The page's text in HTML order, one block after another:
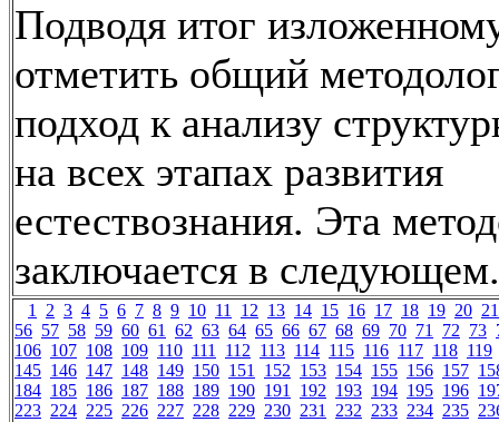
Подводя итог
отметить общий
подход к анализу
на всех этапах развития
естествознания. Эта
заключается в следующем.
1 2 3 4 5 6 7 8 9 10 11 12 13 14 15 16 17 18 19 20 21
56 57 58 59 60 61 62 63 64 65 66 67 68 69 70 71 72 73
106 107 108 109 110 111 112 113 114 115 116 117 118 119
145 146 147 148 149 150 151 152 153 154 155 156 157
184 185 186 187 188 189 190 191 192 193 194 195 196
223 224 225 226 227 228 229 230 231 232 233 234 235